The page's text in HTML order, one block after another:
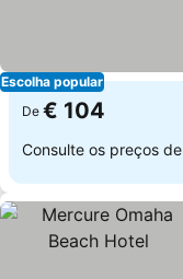
Escolha popular
De € 104
Consulte os preços de